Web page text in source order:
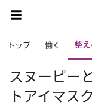
トップ 働く 整え
スヌーピー
トアイマス